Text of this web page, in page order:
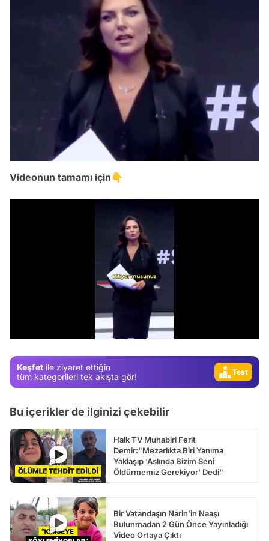
Videonun tamamı için👇
Keşfet ile ziyaret ettiğin
tüm kategorileri tek akışta gör!
Test
Bu içerikler de ilginizi çekebilir
Halk TV Muhabiri Ferit
Demir:"Mezarlıkta Biri Yanıma
Yaklaşıp ‘Aslında Bizim Seni
Öldürmemiz Gerekiyor' Dedi"
Bir Vatandaşın Narin’in Naaşı
Bulunmadan 2 Gün Önce Yayınladığı
Video Ortaya Çıktı